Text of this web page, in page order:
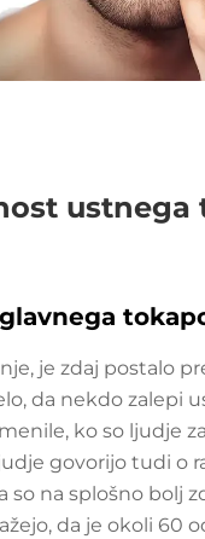
ustnega
je zdaj postalo
da nekdo zalepi
ko so ljudje
govorijo tudi o
na splošno bolj
da je okoli 60